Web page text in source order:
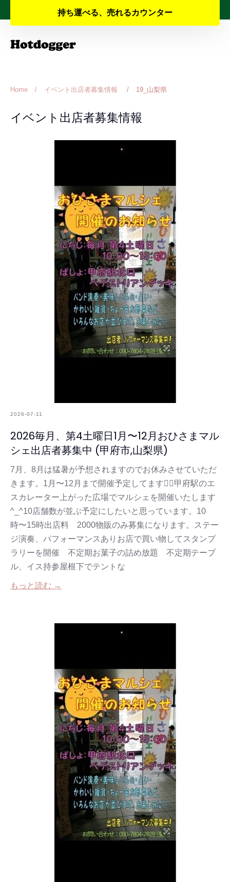
to
夏季休業と納期のお知らせ
Home / イベント出店者募集情報 / 19_山梨県
イベント出店者募集情報
2026-07-11
2026毎月、第4土曜日1月〜12月おひさまマル
シェ出店者募集中 (甲府市,山梨県)
7月、8月は猛暑が予想されますのでお休みさせていただ
きます。1月〜12月まで開催予定してます💁‍♀️甲府駅のエ
スカレーター上がった広場でマルシェを開催いたします
^_^10店舗数が並ぶ予定にしたいと思っています。10
時〜15時出店料 2000物販のみ募集になります。ステー
ジ演奏、パフォーマンスありお店で買い物してスタンプ
ラリーを開催 不定期お菓子の詰め放題 不定期テーブ
ル、イス持参屋根下でテントな
もっと読む →
持ち運べる、売れるカウンター